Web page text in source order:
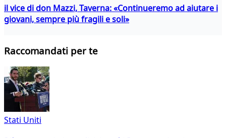
il vice di don Mazzi, Taverna: «Continueremo ad aiutare i
giovani, sempre più fragili e soli»
Raccomandati per te
Stati Uniti